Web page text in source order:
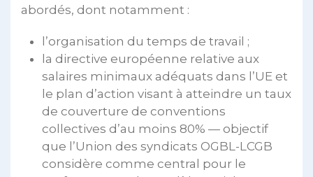
abordés, dont notamment :
l’organisation du temps de travail ;
la directive européenne relative aux
salaires minimaux adéquats dans l’UE et
le plan d’action visant à atteindre un taux
de couverture de conventions
collectives d’au moins 80% — objectif
que l’Union des syndicats OGBL-LCGB
considère comme central pour le